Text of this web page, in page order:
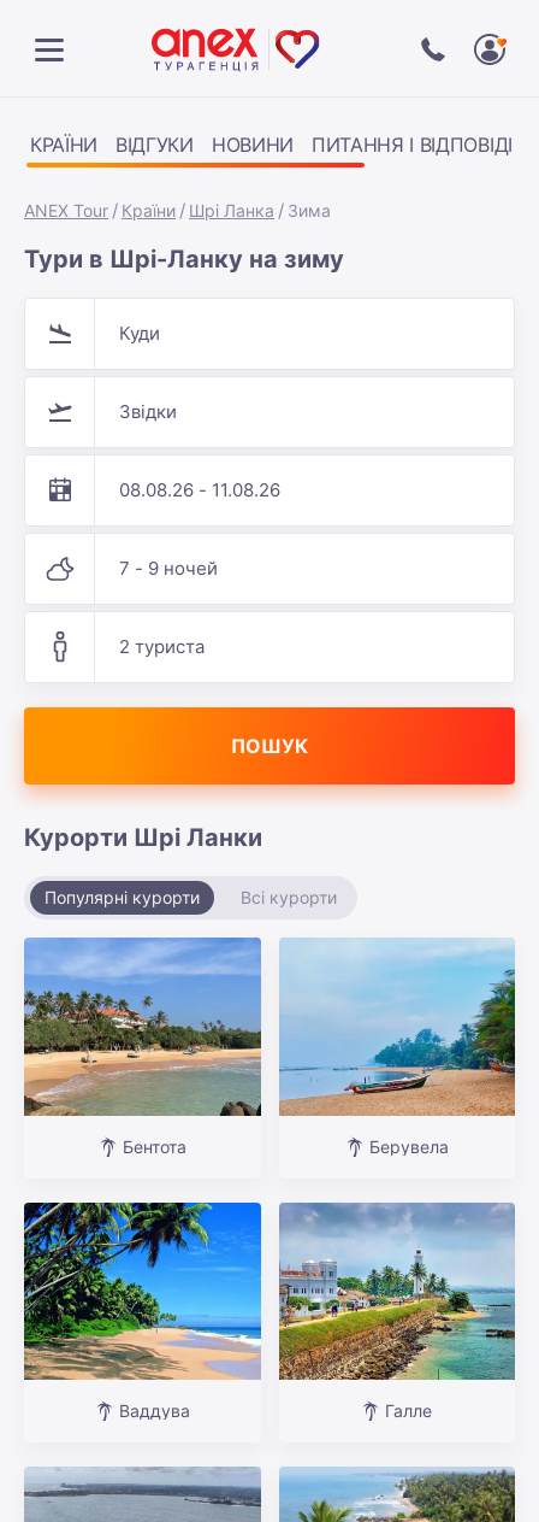
КРАЇНИ ВІДГУКИ НОВИНИ ПИТАННЯ І ВІДПОВІДІ
ANEX Tour Країни Шрі Ланка Зима
Тури в Шрі-Ланку на зиму
Куди
Звідки
08.08.26 - 11.08.26
7 - 9 ночей
2 туриста
ПОШУК
Курорти Шрі Ланки
Популярні курорти Всі курорти
Бентота Берувела
Ваддува Галле